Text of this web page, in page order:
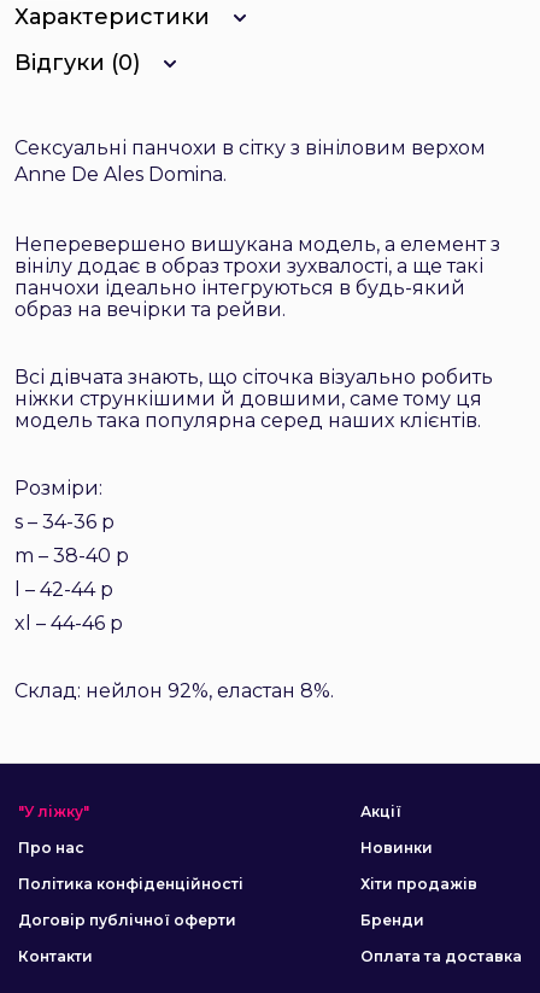
Характеристики
Відгуки (0)
Сексуальні панчохи в сітку з вініловим верхом
Anne De Ales Domina.
Неперевершено вишукана модель, а елемент з
вінілу додає в образ трохи зухвалості, а ще такі
панчохи ідеально інтегруються в будь-який
образ на вечірки та рейви.
Всі дівчата знають, що сіточка візуально робить
ніжки стрункішими й довшими, саме тому ця
модель така популярна серед наших клієнтів.
Розміри:
s – 34-36 р
m – 38-40 р
l – 42-44 р
xl – 44-46 р
Склад: нейлон 92%, еластан 8%.
"У ліжку"
Про нас
Політика конфіденційності
Договір публічної оферти
Контакти
Акції
Новинки
Хіти продажів
Бренди
Оплата та доставка